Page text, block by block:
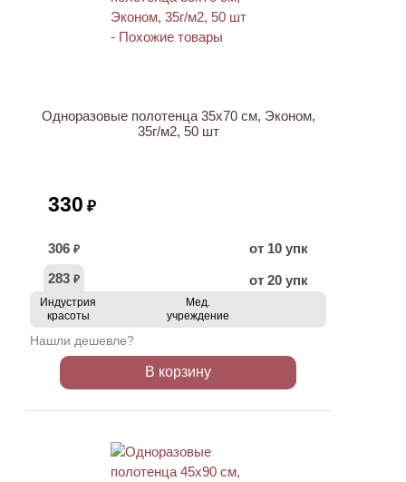
Одноразовые полотенца 35х70 см, Эконом,
35г/м2, 50 шт
330 ₽
306 ₽
от 10 упк
283 ₽ от 20 упк
Индустрия
красоты
Мед.
учреждение
Нашли дешевле?
В корзину